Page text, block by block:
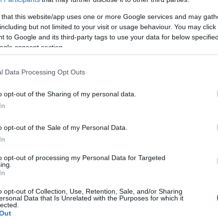
that this website/app uses one or more Google services and may
but not limited to your visit or usage behaviour. You may
to Google and its third-party tags to use your data for below
consent section.
Data Processing Opt Outs
opt-out of the Sharing of my personal data.
opt-out of the Sale of my Personal Data.
opt-out of processing my Personal Data for Targeted
opt-out of Collection, Use, Retention, Sale, and/or Sharing
Data that Is Unrelated with the Purposes for which it
Subcategoría
Belleza y colonias
de maquillaje y cuidado de la piel de Max Factor.
colágeno, vitamina C y ácido hialurónico. Con sólo una